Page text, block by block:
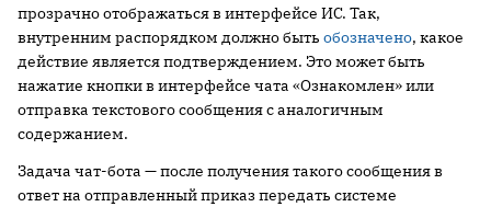
прозрачно отображаться в интерфейсе ИС. Так,
внутренним распорядком должно быть обозначено, какое
действие является подтверждением. Это может быть
нажатие кнопки в интерфейсе чата «Ознакомлен» или
отправка текстового сообщения с аналогичным
содержанием.
Задача чат-бота — после получения такого сообщения в
ответ на отправленный приказ передать системе